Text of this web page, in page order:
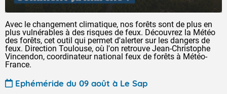
Avec le changement climatique, nos forêts sont de plus en
plus vulnérables à des risques de feux. Découvrez la Météo
des forêts, cet outil qui permet d'alerter sur les dangers de
feux. Direction Toulouse, où l'on retrouve Jean-Christophe
Vincendon, coordinateur national feux de forêts à Météo-
France.
Ephéméride du 09 août à Le Sap